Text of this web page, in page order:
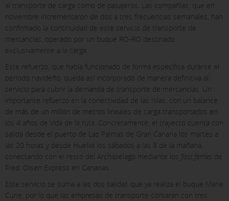
al transporte de carga como de pasajeros. Las compañías, que en
noviembre incrementaron de dos a tres frecuencias semanales, han
confirmado la continuidad de este servicio de transporte de
mercancías, operado por un buque RO-RO destinado
exclusivamente a la carga.
Este refuerzo, que había funcionado de forma específica durante el
período navideño, queda así incorporado de manera definitiva al
servicio para cubrir la demanda de transporte de mercancías. Un
importante refuerzo en la conectividad de las Islas, con un balance
de más de un millón de metros lineales de carga transportados en
los 4 años de vida de la ruta. Concretamente, el trayecto cuenta con
salida desde el puerto de Las Palmas de Gran Canaria los martes a
las 20 horas y desde Huelva los sábados a las 8 de la mañana,
conectando con el resto del Archipiélago mediante los fast ferries de
Fred. Olsen Express en Canarias.
Este servicio se suma a las dos salidas que ya realiza el buque Marie
Curie, por lo que las empresas de transporte contarán con tres